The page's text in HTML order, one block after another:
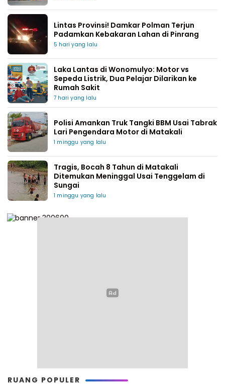
Lintas Provinsi! Damkar Polman Terjun
Padamkan Kebakaran Lahan di Pinrang
5 hari yang lalu
Laka Lantas di Wonomulyo: Motor vs
Sepeda Listrik, Dua Pelajar Dilarikan ke
Rumah Sakit
7 hari yang lalu
Polisi Amankan Truk Tangki BBM Usai Tabrak
Lari Pengendara Motor di Matakali
1 minggu yang lalu
Tragis, Bocah 8 Tahun di Matakali
Ditemukan Meninggal Usai Tenggelam di
Sungai
1 minggu yang lalu
RUANG POPULER